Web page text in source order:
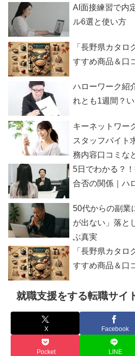
AI面接練習で内
ル6選と使い方
「長野県カタロ
すすめ商品＆口
ハローワーク紹
れとも1週間？
キーネットワ
スタッフバイト
務内容口コミな
5日でわかる？
合否の関係｜ハ
50代からの副業
が出ない」落と
ぶ真実
「長野県カタロ
すすめ商品＆口
就職支援をする転職サイ
X Facebook
Pocket LINE